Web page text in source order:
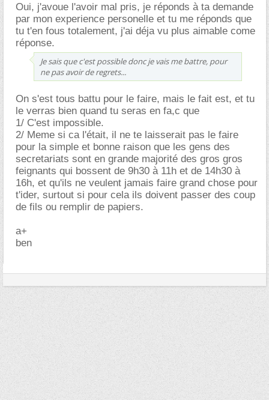
Oui, j'avoue l'avoir mal pris, je réponds à ta demande
par mon experience personelle et tu me réponds que
tu t'en fous totalement, j'ai déja vu plus aimable come
réponse.
Je sais que c'est possible donc je vais me battre, pour
ne pas avoir de regrets...
On s'est tous battu pour le faire, mais le fait est, et tu
le verras bien quand tu seras en fa,c que
1/ C'est impossible.
2/ Meme si ca l'était, il ne te laisserait pas le faire
pour la simple et bonne raison que les gens des
secretariats sont en grande majorité des gros gros
feignants qui bossent de 9h30 à 11h et de 14h30 à
16h, et qu'ils ne veulent jamais faire grand chose pour
t'ider, surtout si pour cela ils doivent passer des coup
de fils ou remplir de papiers.
a+
ben